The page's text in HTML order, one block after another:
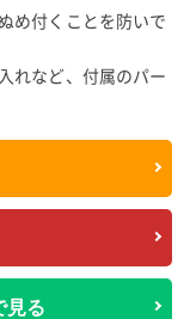
め付くことを防いで
れなど、付属のパー
見る